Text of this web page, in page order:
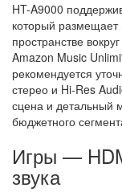
HT-A9000
который размещает
пространстве
Amazon Music
рекомендуется
стерео и Hi-Res
сцена и детальный
бюджетного
Игры —
звука